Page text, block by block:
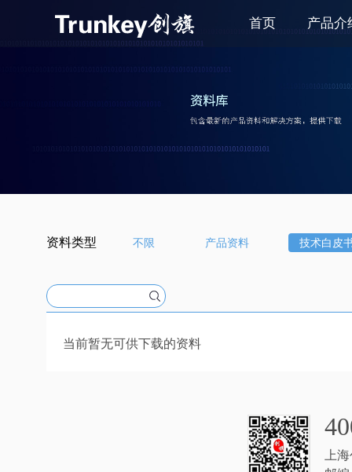
首页 产品介
资料类型 不限 产品资料 技术白皮
当前暂无可供下载的资料
上